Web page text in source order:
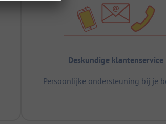
Deskundige klantenservice
Persoonlijke ondersteuning bij je